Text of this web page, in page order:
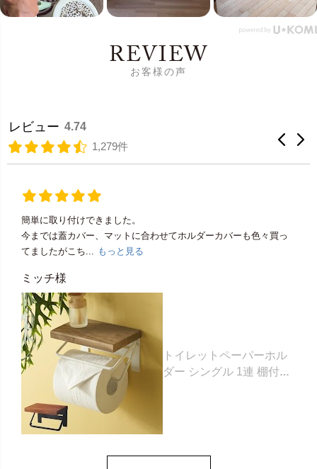
REVIEW
お客様の声
レビュー 4.74
1,279件
簡単に取り付けできました。
今までは蓋カバー、マットに合わせてホルダーカバーも色々買っ
てましたがこち... もっと見る
ミッチ様
トイレットペーパーホル
ダー シングル 1連 棚付き
ダー 収納 DIY アンティー